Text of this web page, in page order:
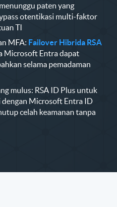
paten yang
otentikasi multi-faktor
TI
MFA: Failover Hibrida RSA
Microsoft Entra dapat
selama pemadaman
mulus: RSA ID Plus untuk
Microsoft Entra ID
celah keamanan tanpa